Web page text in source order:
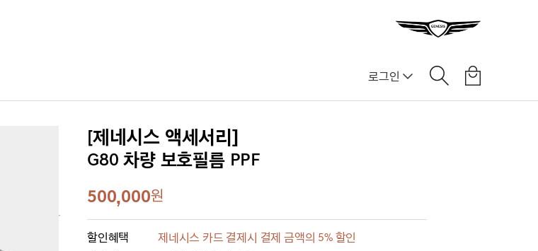
로그인
[제네시스 액세서리]
G80 차량 보호필름 PPF
500,000원
할인혜택
제네시스 카드 결제시 결제 금액의 5% 할인